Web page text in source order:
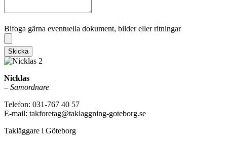
Bifoga gärna eventuella dokument, bilder eller ritningar
Skicka
Nicklas
– Samordnare
Telefon: 031-767 40 57
E-mail: takforetag@taklaggning-goteborg.se
Takläggare i Göteborg